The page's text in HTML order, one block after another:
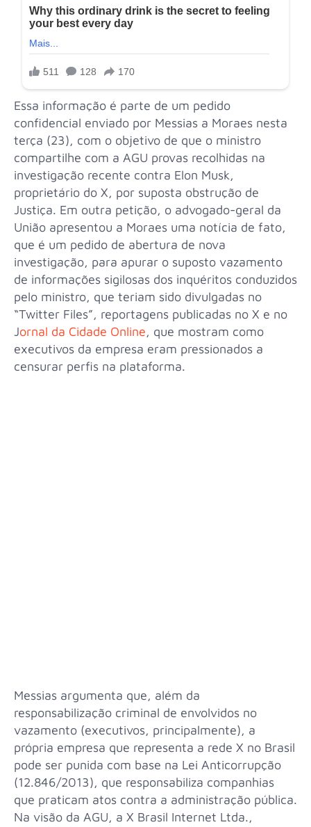
Essa informação é parte de um pedido
confidencial enviado por Messias a Moraes nesta
terça (23), com o objetivo de que o ministro
compartilhe com a AGU provas recolhidas na
investigação recente contra Elon Musk,
proprietário do X, por suposta obstrução de
Justiça. Em outra petição, o advogado-geral da
União apresentou a Moraes uma notícia de fato,
que é um pedido de abertura de nova
investigação, para apurar o suposto vazamento
de informações sigilosas dos inquéritos conduzidos
pelo ministro, que teriam sido divulgadas no
“Twitter Files”, reportagens publicadas no X e no
Jornal da Cidade Online, que mostram como
executivos da empresa eram pressionados a
censurar perfis na plataforma.
Messias argumenta que, além da
responsabilização criminal de envolvidos no
vazamento (executivos, principalmente), a
própria empresa que representa a rede X no Brasil
pode ser punida com base na Lei Anticorrupção
(12.846/2013), que responsabiliza companhias
que praticam atos contra a administração pública.
Na visão da AGU, a X Brasil Internet Ltda.,